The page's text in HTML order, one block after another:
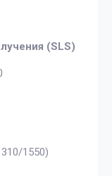
(SLS)
1550)